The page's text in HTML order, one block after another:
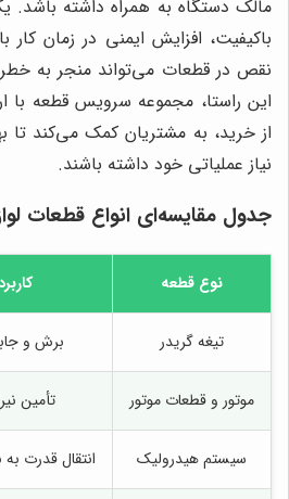
مالک دستگاه به همراه داشته باشد.
باکیفیت، افزایش ایمنی در زمان کار
نقص در قطعات می‌تواند منجر به
این راستا، مجموعه سرویس قطعه با
از خرید، به مشتریان کمک می‌کند تا
نیاز عملیاتی خود داشته باشند.
جدول مقایسه‌ای انواع قطعات
نوع قطعه
تیغه گريدر برش و
موتور و قطعات موتور تأمین
سیستم هیدرولیک انتقال قدرت